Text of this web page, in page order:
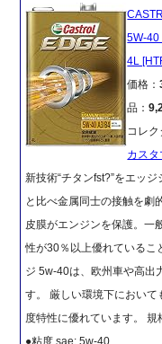
5W-40
4L
価格：
品：
コレ
カス
新技術“チタンfst?”をエッ
と比べ金属同士の接触を劇
皮膜がエンジンを保護。一
性が30％以上優れているこ
ジ 5w-40は、欧州車や高出
す。 厳しい環境下におい
度特性に優れています。
●粘度 sae: 5w-40